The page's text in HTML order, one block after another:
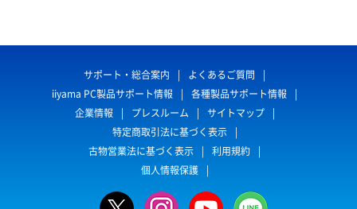
サポート・総合案内
よくあるご質問
iiyama PC製品サポート情報
各種製品サポート情報
企業情報
プレスルーム
サイトマップ
特定商取引法に基づく表示
古物営業法に基づく表示
利用規約
個人情報保護